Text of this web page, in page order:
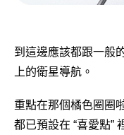
到這邊應該都跟一般
上的衛星導航。
重點在那個橘色圈圈
都已預設在 “喜愛點”